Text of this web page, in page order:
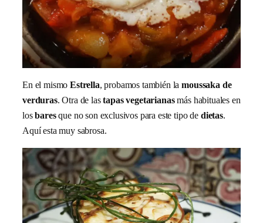
En el mismoEstrella, probamos también lamoussaka de
verduras. Otra de lastapas vegetarianasmás habituales en
losbaresque no son exclusivos para este tipo de dietas.
Aquí esta muy sabrosa.